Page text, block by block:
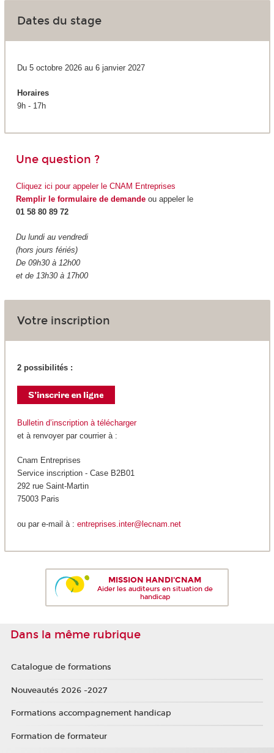
Dates du stage
Du 5 octobre 2026 au 6 janvier 2027
Horaires
9h - 17h
Une question ?
Cliquez ici pour appeler le CNAM Entreprises
Remplir le formulaire de demandeou appeler le
01 58 80 89 72
Du lundi au vendredi
(hors jours fériés)
De 09h30 à 12h00
et de 13h30 à 17h00
Votre inscription
2 possibilités :
Bulletin d’inscription à télécharger
et à renvoyer par courrier à :
Cnam Entreprises
Service inscription - Case B2B01
292 rue Saint-Martin
75003 Paris
ou par e-mail à : entreprises.inter@lecnam.net
MISSION HANDI'CNAM
Aider les auditeurs en situation de
handicap
Dans la même rubrique
Catalogue de formations
Nouveautés 2026 -2027
Formations accompagnement handicap
Formation de formateur